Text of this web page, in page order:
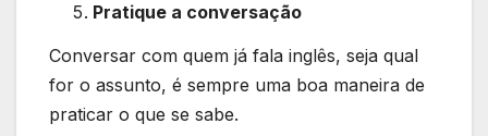
Pratique a conversação
Conversar com quem já fala inglês, seja qual
for o assunto, é sempre uma boa maneira de
praticar o que se sabe.